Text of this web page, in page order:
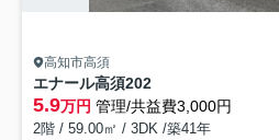
高知市高須
エナール高須202
5.9万円 管理/共益費3,000円
2階 / 59.00㎡ / 3DK /築41年